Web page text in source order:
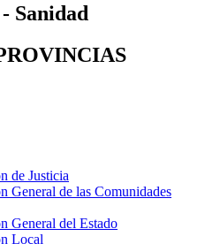
Sanidad
de Justicia
General de las Comunidades
General del Estado
Local